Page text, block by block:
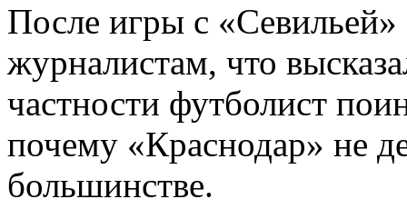
После игры с «Севильей»
журналистам, что
частности футболист
почему «Краснодар» не
большинстве.